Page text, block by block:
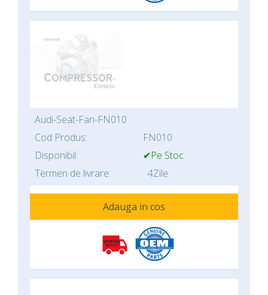
Audi-Seat-Fan-FN010
Cod Produs:
FN010
Disponibil:
✔Pe Stoc
Termen de livrare:
4Zile
Adauga in cos